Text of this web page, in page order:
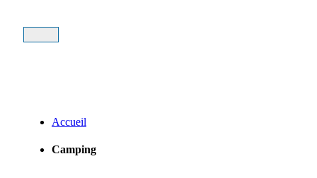
Accueil
Camping